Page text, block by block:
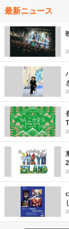
最新ニュース